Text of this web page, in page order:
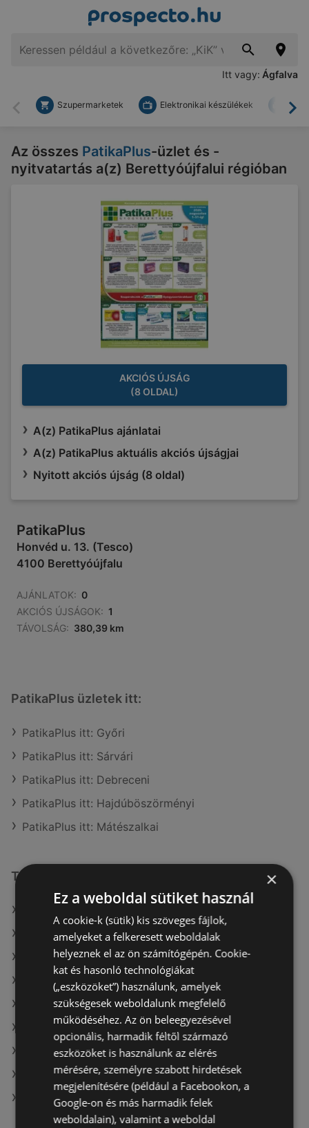
Itt vagy: Ágfalva
Vissza
Szupermarketek Elektronikai készülékek
Az összes PatikaPlus-üzlet és -
nyitvatartás a(z) Berettyóújfalui régióban
AKCIÓS ÚJSÁG
(8 OLDAL)
A(z) PatikaPlus ajánlatai
A(z) PatikaPlus aktuális akciós újságjai
Nyitott akciós újság (8 oldal)
PatikaPlus
Honvéd u. 13. (Tesco)
4100 Berettyóújfalu
AJÁNLATOK: 0
AKCIÓS ÚJSÁGOK: 1
TÁVOLSÁG: 380,39 km
PatikaPlus üzletek itt:
PatikaPlus itt: Győri
PatikaPlus itt: Sárvári
PatikaPlus itt: Debreceni
PatikaPlus itt: Hajdúböszörményi
PatikaPlus itt: Mátészalkai
További linkek
A(z) Alma Gyógyszertárak ajánlatai
A(z) Rossmann ajánlatai
A(z) goods market aktuális akciós újságjai
A(z) dm aktuális akciós újságjai
A(z) Magnetic aktuális akciós újságjai
A(z) Douglas aktuális akciós újságjai
A(z) Oriflame aktuális akciós újságjai
A(z) PatikaPlus üzletei itt: Sopron-Fertődi
×
Ez a weboldal sütiket használ
A cookie-k (sütik) kis szöveges fájlok,
amelyeket a felkeresett weboldalak
helyeznek el az ön számítógépén. Cookie-
kat és hasonló technológiákat
(„eszközöket”) használunk, amelyek
szükségesek weboldalunk megfelelő
működéséhez. Az ön beleegyezésével
opcionális, harmadik féltől származó
eszközöket is használunk az elérés
mérésére, személyre szabott hirdetések
megjelenítésére (például a Facebookon, a
Google-on és más harmadik felek
weboldalain), valamint a weboldal